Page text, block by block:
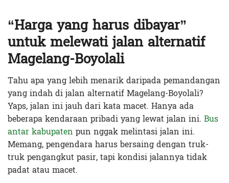
“Harga yang harus dibayar”
untuk melewati jalan alternatif
Magelang-Boyolali
Tahu apa yang lebih menarik daripada pemandangan
yang indah di jalan alternatif Magelang-Boyolali?
Yaps, jalan ini jauh dari kata macet. Hanya ada
beberapa kendaraan pribadi yang lewat jalan ini. Bus
antar kabupaten pun nggak melintasi jalan ini.
Memang, pengendara harus bersaing dengan truk-
truk pengangkut pasir, tapi kondisi jalannya tidak
padat atau macet.